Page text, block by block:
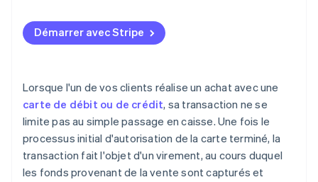
Démarrer avec Stripe
Lorsque l'un de vos clients réalise un achat avec une
carte de débit ou de crédit, sa transaction ne se
limite pas au simple passage en caisse. Une fois le
processus initial d'autorisation de la carte terminé, la
transaction fait l'objet d'un virement, au cours duquel
les fonds provenant de la vente sont capturés et